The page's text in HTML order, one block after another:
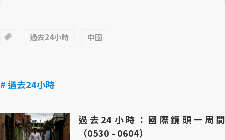
過去24小時 中國
# 過去24小時
過去24小時：國際鏡頭一周間
（0530 - 0604）